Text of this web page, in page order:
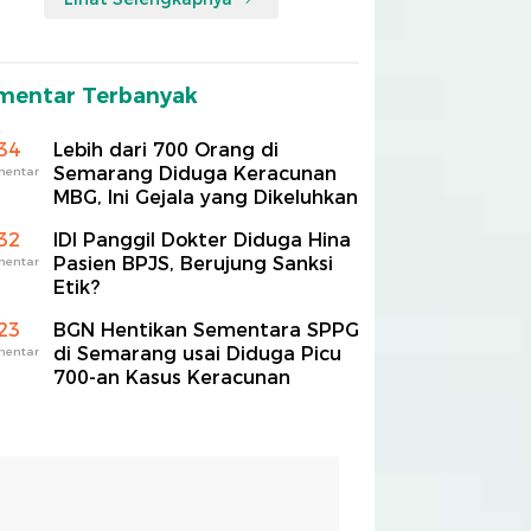
Terbanyak
Lebih dari 700 Orang di
Semarang Diduga Keracunan
MBG, Ini Gejala yang Dikeluhkan
IDI Panggil Dokter Diduga Hina
Pasien BPJS, Berujung Sanksi
Etik?
BGN Hentikan Sementara SPPG
di Semarang usai Diduga Picu
700-an Kasus Keracunan